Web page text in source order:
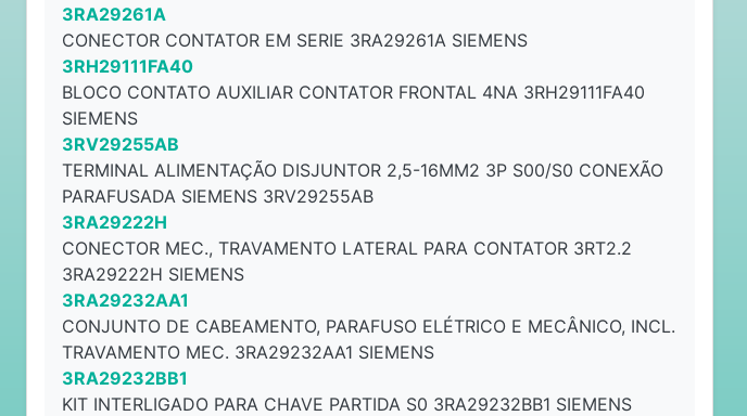
3RA29261A
CONECTOR CONTATOR EM SERIE 3RA29261A SIEMENS
3RH29111FA40
BLOCO CONTATO AUXILIAR CONTATOR FRONTAL 4NA 3RH29111FA40
SIEMENS
3RV29255AB
TERMINAL ALIMENTAÇÃO DISJUNTOR 2,5-16MM2 3P S00/S0 CONEXÃO
PARAFUSADA SIEMENS 3RV29255AB
3RA29222H
CONECTOR MEC., TRAVAMENTO LATERAL PARA CONTATOR 3RT2.2
3RA29222H SIEMENS
3RA29232AA1
CONJUNTO DE CABEAMENTO, PARAFUSO ELÉTRICO E MECÂNICO, INCL.
TRAVAMENTO MEC. 3RA29232AA1 SIEMENS
3RA29232BB1
KIT INTERLIGADO PARA CHAVE PARTIDA S0 3RA29232BB1 SIEMENS